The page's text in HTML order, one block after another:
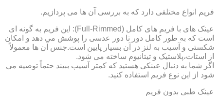
فریم انواع مختلفی دارد که به بررسی آن ها می پردازیم.
عینک های با فریم های کامل (Full-Rimmed): این فریم به گونه ای
است که به طور کامل دور تا دور عدسی را پوشش می دهد و امکان
شکستی و آسیب به لنز در آن بسیار پایین است.جنس آن ها معمولاً
از استات،پلاستیک و تیتانیوم ساخته می شود.
اگر شما به دنبال عینکی هستید که کمتر آسیب ببیند حتماً توصیه می
شود از این نوع فریم استفاده کنید.
عینک طبی بدون فریم